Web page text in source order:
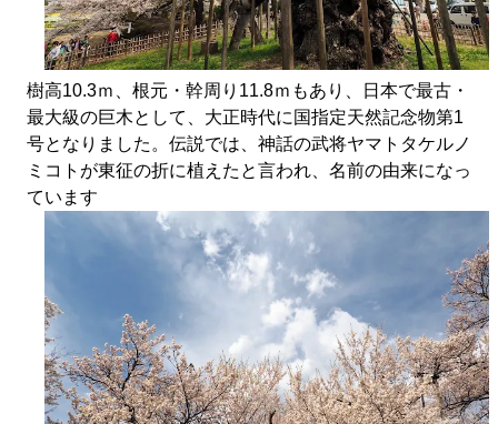
樹高10.3ｍ、根元・幹周り11.8ｍもあり、日本で最古・
最大級の巨木として、大正時代に国指定天然記念物第1
号となりました。伝説では、神話の武将ヤマトタケルノ
ミコトが東征の折に植えたと言われ、名前の由来になっ
ています